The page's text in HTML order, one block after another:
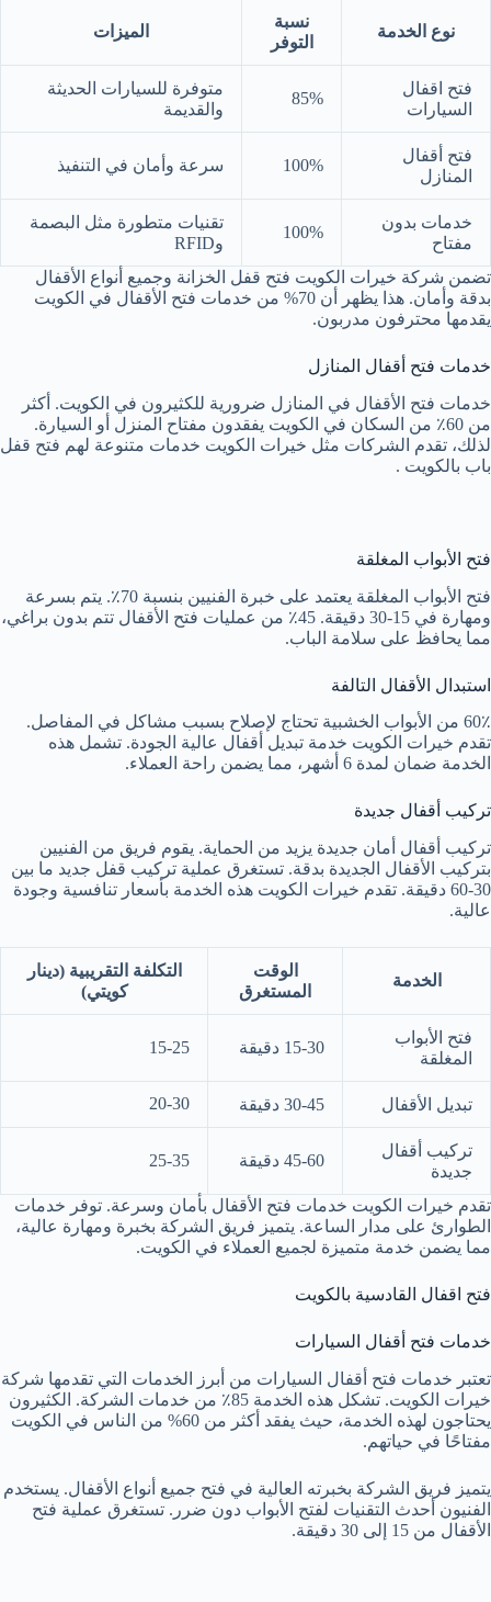
نوع الخدمة
نسبة
التوفر
الميزات
فتح اقفال
السيارات
85%
متوفرة للسيارات الحديثة
والقديمة
فتح أقفال
المنازل
100% سرعة وأمان في التنفيذ
خدمات بدون
مفتاح
100%
تقنيات متطورة مثل البصمة
وRFID
تضمن شركة خيرات الكويت فتح قفل الخزانة وجميع أنواع الأقفال
بدقة وأمان. هذا يظهر أن 70% من خدمات فتح الأقفال في الكويت
يقدمها محترفون مدربون.
خدمات فتح أقفال المنازل
خدمات فتح الأقفال في المنازل ضرورية للكثيرون في الكويت. أكثر
من 60٪ من السكان في الكويت يفقدون مفتاح المنزل أو السيارة.
لذلك، تقدم الشركات مثل خيرات الكويت خدمات متنوعة لهم فتح قفل
باب بالكويت .
فتح الأبواب المغلقة
فتح الأبواب المغلقة يعتمد على خبرة الفنيين بنسبة 70٪. يتم بسرعة
ومهارة في 15-30 دقيقة. 45٪ من عمليات فتح الأقفال تتم بدون براغي،
مما يحافظ على سلامة الباب.
استبدال الأقفال التالفة
60٪ من الأبواب الخشبية تحتاج لإصلاح بسبب مشاكل في المفاصل.
تقدم خيرات الكويت خدمة تبديل أقفال عالية الجودة. تشمل هذه
الخدمة ضمان لمدة 6 أشهر، مما يضمن راحة العملاء.
تركيب أقفال جديدة
تركيب أقفال أمان جديدة يزيد من الحماية. يقوم فريق من الفنيين
بتركيب الأقفال الجديدة بدقة. تستغرق عملية تركيب قفل جديد ما بين
30-60 دقيقة. تقدم خيرات الكويت هذه الخدمة بأسعار تنافسية وجودة
عالية.
الخدمة
الوقت
المستغرق
التكلفة التقريبية (دينار
كويتي)
فتح الأبواب
المغلقة
15-30 دقيقة 15-25
تبديل الأقفال 30-45 دقيقة 20-30
تركيب أقفال
جديدة
45-60 دقيقة 25-35
تقدم خيرات الكويت خدمات فتح الأقفال بأمان وسرعة. توفر خدمات
الطوارئ على مدار الساعة. يتميز فريق الشركة بخبرة ومهارة عالية،
مما يضمن خدمة متميزة لجميع العملاء في الكويت.
فتح اقفال القادسية بالكويت
خدمات فتح أقفال السيارات
تعتبر خدمات فتح أقفال السيارات من أبرز الخدمات التي تقدمها شركة
خيرات الكويت. تشكل هذه الخدمة 85٪ من خدمات الشركة. الكثيرون
يحتاجون لهذه الخدمة، حيث يفقد أكثر من 60% من الناس في الكويت
مفتاحًا في حياتهم.
يتميز فريق الشركة بخبرته العالية في فتح جميع أنواع الأقفال. يستخدم
الفنيون أحدث التقنيات لفتح الأبواب دون ضرر. تستغرق عملية فتح
الأقفال من 15 إلى 30 دقيقة.